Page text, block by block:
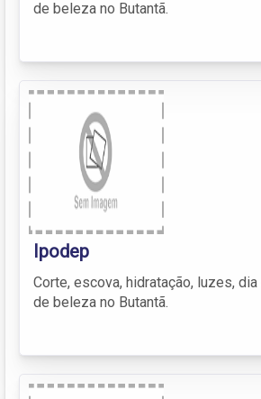
de beleza no Butantã.
Ipodep
Corte, escova, hidratação, luzes, dia
de beleza no Butantã.